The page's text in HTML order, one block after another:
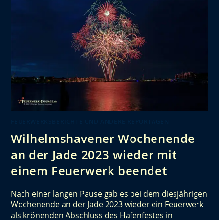
Wilhelmshavener Wochenende
an der Jade 2023 wieder mit
einem Feuerwerk beendet
Nach einer langen Pause gab es bei dem diesjährigen
Wochenende an der Jade 2023 wieder ein Feuerwerk
als krönenden Abschluss des Hafenfestes in